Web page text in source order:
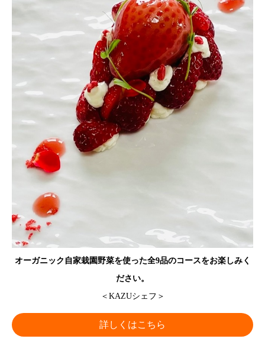
オーガニック自家栽園野菜を使った全9品のコースをお楽しみく
ださい。
＜KAZUシェフ＞
詳しくはこちら